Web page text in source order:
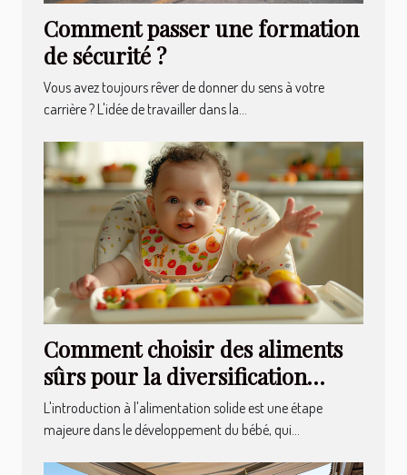
Comment passer une formation
de sécurité ?
Vous avez toujours rêver de donner du sens à votre
carrière ? L'idée de travailler dans la...
Comment choisir des aliments
sûrs pour la diversification
alimentaire de bébé
L'introduction à l'alimentation solide est une étape
majeure dans le développement du bébé, qui...